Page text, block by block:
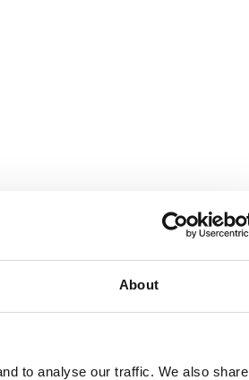
About
to analyse our traffic. We also share